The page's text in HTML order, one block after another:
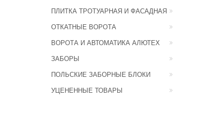
ПЛИТКА ТРОТУАРНАЯ И ФАСАДНАЯ
ОТКАТНЫЕ ВОРОТА
ВОРОТА И АВТОМАТИКА АЛЮТЕХ
ЗАБОРЫ
ПОЛЬСКИЕ ЗАБОРНЫЕ БЛОКИ
УЦЕНЕННЫЕ ТОВАРЫ